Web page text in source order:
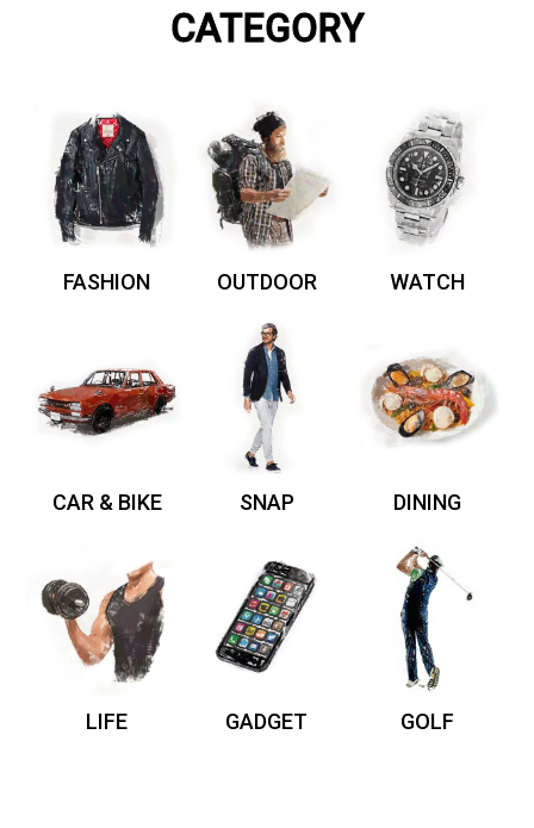
CATEGORY
FASHION OUTDOOR WATCH
CAR & BIKE SNAP DINING
LIFE GADGET GOLF